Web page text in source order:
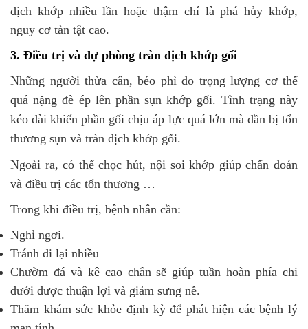
dịch khớp nhiều lần hoặc thậm chí là phá hủy khớp,
nguy cơ tàn tật cao.
3. Điều trị và dự phòng tràn dịch khớp gối
Những người thừa cân, béo phì do trọng lượng cơ thể
quá nặng đè ép lên phần sụn khớp gối. Tình trạng này
kéo dài khiến phần gối chịu áp lực quá lớn mà dần bị tổn
thương sụn và tràn dịch khớp gối.
Ngoài ra, có thể chọc hút, nội soi khớp giúp chẩn đoán
và điều trị các tổn thương …
Trong khi điều trị, bệnh nhân cần:
Nghỉ ngơi.
Tránh đi lại nhiều
Chườm đá và kê cao chân sẽ giúp tuần hoàn phía chi
dưới được thuận lợi và giảm sưng nề.
Thăm khám sức khỏe định kỳ để phát hiện các bệnh lý